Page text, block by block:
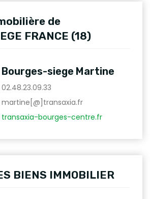
de
FRANCE (18)
Bourges-siege Martine
02.48.23.09.33
martine[@]transaxia.fr
transaxia-bourges-centre.fr
BIENS IMMOBILIER